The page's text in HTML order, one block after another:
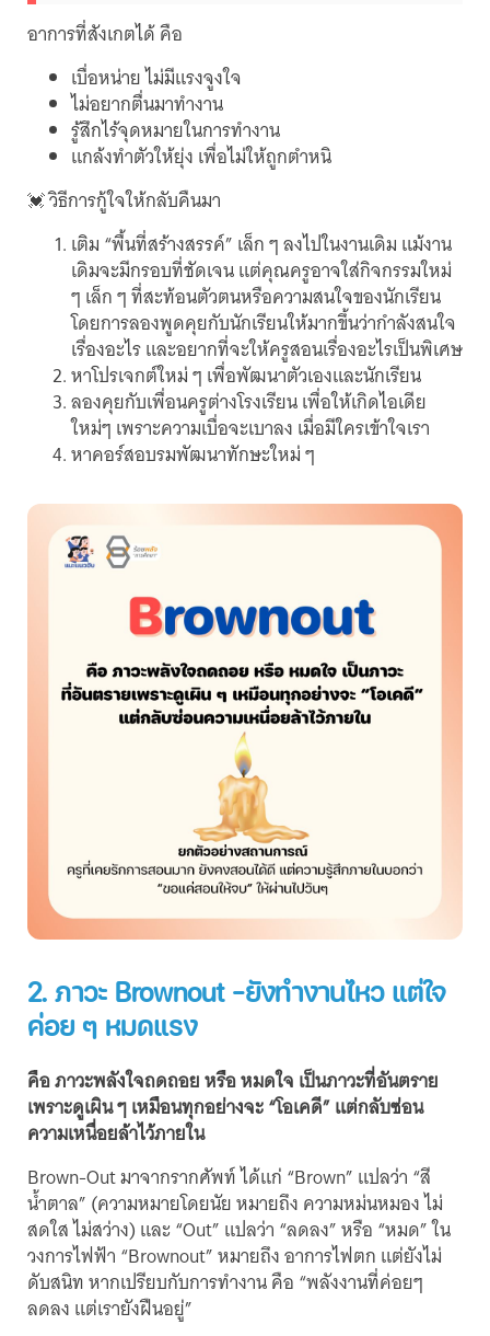
อาการที่สังเกตได้ คือ
เบื่อหน่าย ไม่มีแรงจูงใจ
ไม่อยากตื่นมาทำงาน
รู้สึกไร้จุดหมายในการทำงาน
แกล้งทำตัวให้ยุ่ง เพื่อไม่ให้ถูกตำหนิ
💓 วิธีการกู้ใจให้กลับคืนมา
เติม “พื้นที่สร้างสรรค์” เล็ก ๆ ลงไปในงานเดิม แม้งาน
เดิมจะมีกรอบที่ชัดเจน แต่คุณครูอาจใส่กิจกรรมใหม่
ๆ เล็ก ๆ ที่สะท้อนตัวตนหรือความสนใจของนักเรียน
โดยการลองพูดคุยกับนักเรียนให้มากขึ้นว่ากำลังสนใจ
เรื่องอะไร และอยากที่จะให้ครูสอนเรื่องอะไรเป็นพิเศษ
หาโปรเจกต์ใหม่ ๆ เพื่อพัฒนาตัวเองและนักเรียน
ลองคุยกับเพื่อนครูต่างโรงเรียน เพื่อให้เกิดไอเดีย
ใหม่ๆ เพราะความเบื่อจะเบาลง เมื่อมีใครเข้าใจเรา
หาคอร์สอบรมพัฒนาทักษะใหม่ ๆ
2. ภาวะ Brownout -ยังทำงานไหว แต่ใจ
ค่อย ๆ หมดแรง
คือ ภาวะพลังใจถดถอย หรือ หมดใจ เป็นภาวะที่อันตราย
เพราะดูเผิน ๆ เหมือนทุกอย่างจะ “โอเคดี” แต่กลับซ่อน
ความเหนื่อยล้าไว้ภายใน
Brown-Out มาจากรากศัพท์ ได้แก่ “Brown” แปลว่า “สี
น้ำตาล” (ความหมายโดยนัย หมายถึง ความหม่นหมอง ไม่
สดใส ไม่สว่าง) และ “Out” แปลว่า “ลดลง” หรือ “หมด” ใน
วงการไฟฟ้า “Brownout” หมายถึง อาการไฟตก แต่ยังไม่
ดับสนิท หากเปรียบกับการทำงาน คือ “พลังงานที่ค่อยๆ
ลดลง แต่เรายังฝืนอยู่”